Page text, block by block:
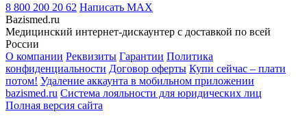
8 800 200 20 62 Написать MAX
Bazismed.ru
Медицинский интернет-дискаунтер с доставкой по всей
России
О компании Реквизиты Гарантии Политика
конфиденциальности Договор оферты Купи сейчас – плати
потом! Удаление аккаунта в мобильном приложении
bazismed.ru Система лояльности для юридических лиц
Полная версия сайта